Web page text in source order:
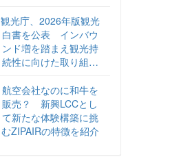
観光庁、2026年版観光
白書を公表 インバウ
ンド増を踏まえ観光持
続性に向けた取り組み
航空会社なのに和牛を
販売？ 新興LCCとし
て新たな体験構築に挑
むZIPAIRの特徴を紹介